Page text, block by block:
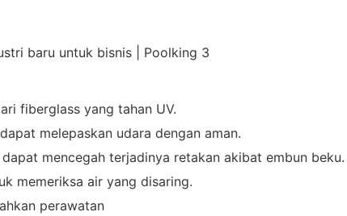
fiberglass yang tahan UV.
melepaskan udara dengan aman.
mencegah terjadinya retakan akibat embun beku.
memeriksa air yang disaring.
perawatan